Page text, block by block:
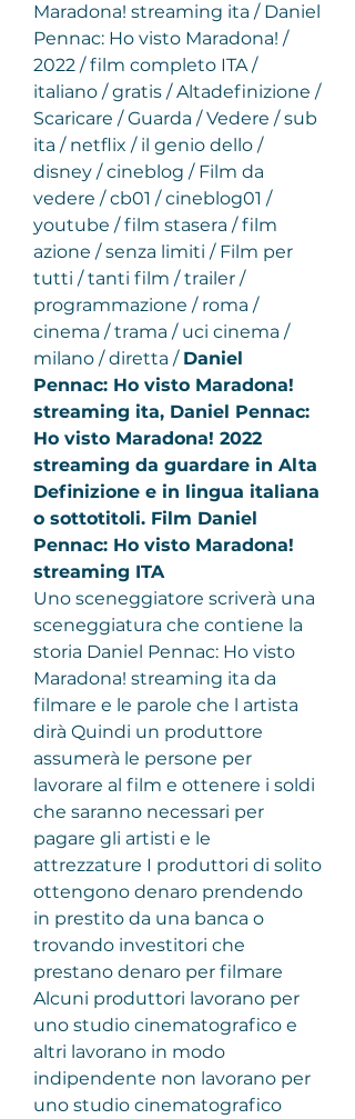
Maradona! streaming ita / Daniel
Pennac: Ho visto Maradona! /
2022 / film completo ITA /
italiano / gratis / Altadefinizione /
Scaricare / Guarda / Vedere / sub
ita / netflix / il genio dello /
disney / cineblog / Film da
vedere / cb01 / cineblog01 /
youtube / film stasera / film
azione / senza limiti / Film per
tutti / tanti film / trailer /
programmazione / roma /
cinema / trama / uci cinema /
milano / diretta / Daniel
Pennac: Ho visto Maradona!
streaming ita, Daniel Pennac:
Ho visto Maradona! 2022
streaming da guardare in Alta
Definizione e in lingua italiana
o sottotitoli. Film Daniel
Pennac: Ho visto Maradona!
streaming ITA
Uno sceneggiatore scriverà una
sceneggiatura che contiene la
storia Daniel Pennac: Ho visto
Maradona! streaming ita da
filmare e le parole che l artista
dirà Quindi un produttore
assumerà le persone per
lavorare al film e ottenere i soldi
che saranno necessari per
pagare gli artisti e le
attrezzature I produttori di solito
ottengono denaro prendendo
in prestito da una banca o
trovando investitori che
prestano denaro per filmare
Alcuni produttori lavorano per
uno studio cinematografico e
altri lavorano in modo
indipendente non lavorano per
uno studio cinematografico